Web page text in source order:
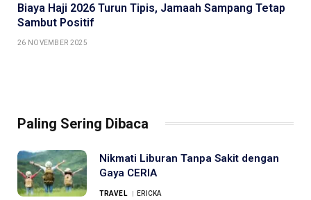
Biaya Haji 2026 Turun Tipis, Jamaah Sampang Tetap
Sambut Positif
26 NOVEMBER 2025
Paling Sering Dibaca
Nikmati Liburan Tanpa Sakit dengan
Gaya CERIA
TRAVEL ERICKA